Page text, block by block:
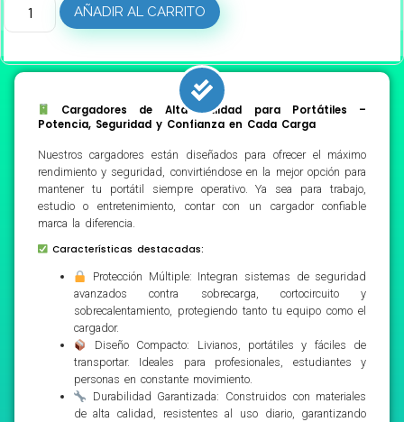
AÑADIR AL CARRITO
Cargadores de Alta Calidad para Portátiles –
Potencia, Seguridad y Confianza en Cada Carga
Nuestros cargadores están diseñados para ofrecer el máximo
rendimiento y seguridad, convirtiéndose en la mejor opción para
mantener tu portátil siempre operativo. Ya sea para trabajo,
estudio o entretenimiento, contar con un cargador confiable
marca la diferencia.
Características destacadas:
Protección Múltiple: Integran sistemas de seguridad
avanzados contra sobrecarga, cortocircuito y
sobrecalentamiento, protegiendo tanto tu equipo como el
cargador.
Diseño Compacto: Livianos, portátiles y fáciles de
transportar. Ideales para profesionales, estudiantes y
personas en constante movimiento.
Durabilidad Garantizada: Construidos con materiales
de alta calidad, resistentes al uso diario, garantizando